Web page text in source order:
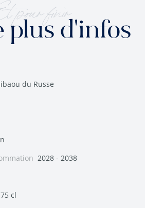
pour finir
plus d'infos
du Russe
2028 - 2038
cl